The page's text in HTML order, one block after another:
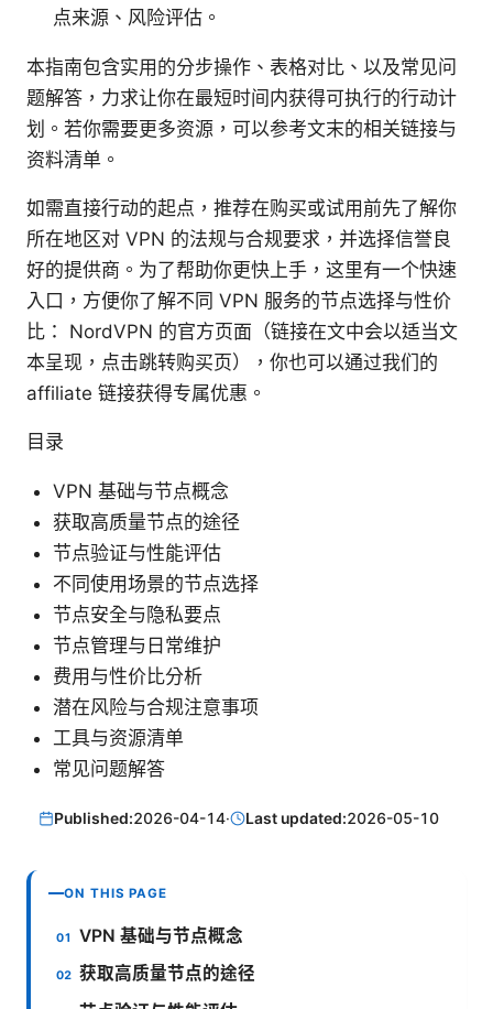
点来源、风险评估。
本指南包含实用的分步操作、表格对比、以及常见问
题解答，力求让你在最短时间内获得可执行的行动计
划。若你需要更多资源，可以参考文末的相关链接与
资料清单。
如需直接行动的起点，推荐在购买或试用前先了解你
所在地区对 VPN 的法规与合规要求，并选择信誉良
好的提供商。为了帮助你更快上手，这里有一个快速
入口，方便你了解不同 VPN 服务的节点选择与性价
比： NordVPN 的官方页面（链接在文中会以适当文
本呈现，点击跳转购买页），你也可以通过我们的
affiliate 链接获得专属优惠。
目录
VPN 基础与节点概念
获取高质量节点的途径
节点验证与性能评估
不同使用场景的节点选择
节点安全与隐私要点
节点管理与日常维护
费用与性价比分析
潜在风险与合规注意事项
工具与资源清单
常见问题解答
Published:2026-04-14· Last updated:2026-05-10
ON THIS PAGE
VPN 基础与节点概念
获取高质量节点的途径